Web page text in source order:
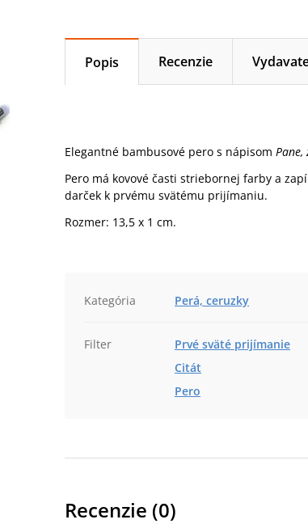
Popis Recenzie
Elegantné bambusové pero s nápisom
Pero má kovové časti striebornej farby a
darček k prvému svätému prijímaniu.
Rozmer: 13,5 x 1 cm.
Kategória Perá, ceruzky
Filter
Prvé sväté prijímanie
Citát
Pero
Recenzie (0)